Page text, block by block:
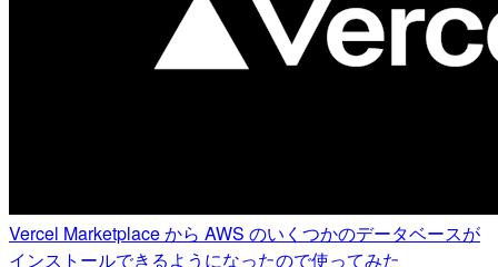
Vercel Marketplace から AWS のいくつかのデータベースが
インストールできるようになったので使ってみた